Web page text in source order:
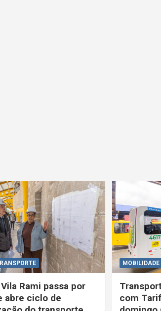
Rami passa por
abre ciclo de
MOBILIDADE
com